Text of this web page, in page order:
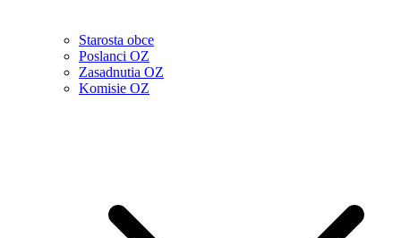
Starosta obce
Poslanci OZ
Zasadnutia OZ
Komisie OZ